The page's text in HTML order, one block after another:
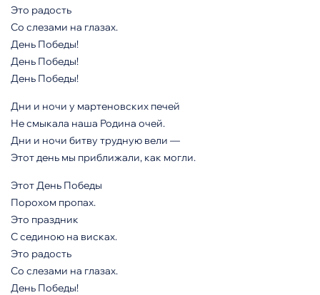
Это радость
Со слезами на глазах.
День Победы!
День Победы!
День Победы!
Дни и ночи у мартеновских печей
Не смыкала наша Родина очей.
Дни и ночи битву трудную вели —
Этот день мы приближали, как могли.
Этот День Победы
Порохом пропах.
Это праздник
С сединою на висках.
Это радость
Со слезами на глазах.
День Победы!